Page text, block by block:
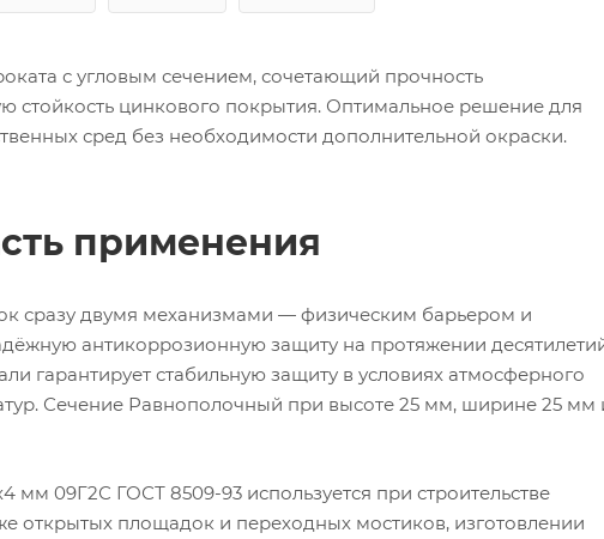
с угловым сечением, сочетающий прочность
стойкость цинкового покрытия. Оптимальное решение для
сред без необходимости дополнительной окраски.
применения
сразу двумя механизмами — физическим барьером и
антикоррозионную защиту на протяжении
гарантирует стабильную защиту в условиях атмосферного
Сечение Равнополочный при высоте 25 мм, ширине 25 мм
09Г2С ГОСТ 8509-93 используется при строительстве
открытых площадок и переходных мостиков, изготовлении